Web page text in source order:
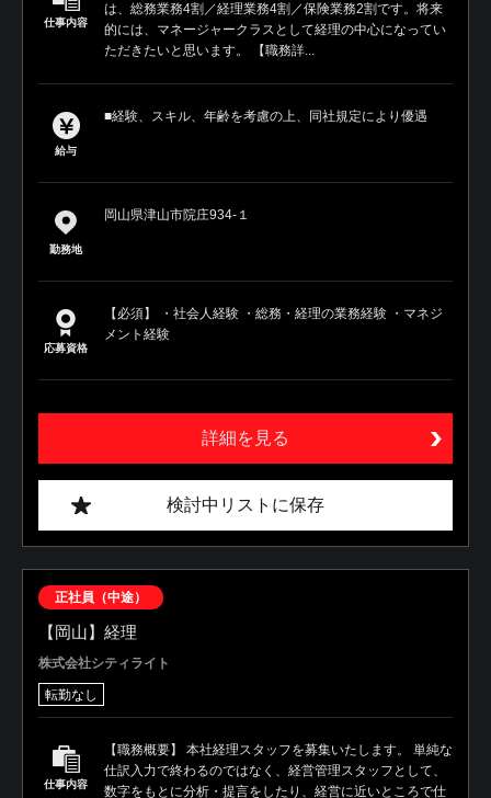
仕事内容
は、総務業務4割／経理業務4割／保険業務2割です。将来
的には、マネージャークラスとして経理の中心になってい
ただきたいと思います。 【職務詳...
給与
■経験、スキル、年齢を考慮の上、同社規定により優遇
勤務地
岡山県津山市院庄934-１
応募資格
【必須】 ・社会人経験 ・総務・経理の業務経験 ・マネジ
メント経験
詳細を見る
検討中リストに保存
正社員（中途）
【岡山】経理
株式会社シティライト
転勤なし
仕事内容
【職務概要】 本社経理スタッフを募集いたします。 単純な
仕訳入力で終わるのではなく、経営管理スタッフとして、
数字をもとに分析・提言をしたり、経営に近いところで仕